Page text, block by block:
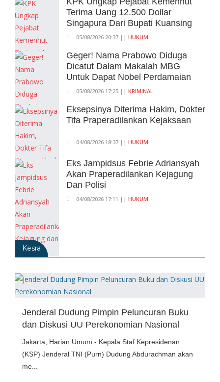
Dipatok Rp15.000
05/08/2026 15:05 WIB || TRANSPORTASI
BPS Klaim Angka Pengangguran Di
7,22 Juta Orang
05/08/2026 13:45 WIB || TENAGA KERJA
Terima Uang 12.500 Dollar
Singapura Dari Bupati Kuansing
05/08/2026 20:37 || HUKUM
Geger! Nama Prabowo Diduga
Dicatut Dalam Makalah MBG
Untuk Dapat Nobel Perdamaian
05/08/2026 17:25 || KRIMINAL
Eksepsinya Diterima Hakim, Dokter
Tifa Praperadilankan Kejaksaan
04/08/2026 18:37 || HUKUM
Eks Jampidsus Febrie Adriansyah
Akan Praperadilankan Kejagung
Dan Polisi
04/08/2026 17:11 || HUKUM
Kesra
Jenderal Dudung Pimpin Peluncuran Buku
dan Diskusi UU Perekonomian Nasional
Jakarta, Harian Umum - Kepala Staf Kepresidenan
(KSP) Jenderal TNI (Purn) Dudung Abdurachman akan
me...